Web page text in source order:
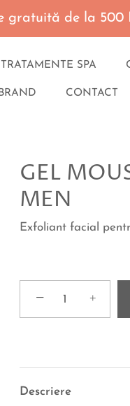
gratuită de la 500
TRATAMENTE SPA
BRAND CONTACT
GEL
MEN
Exfoliant facial
− +
Descriere